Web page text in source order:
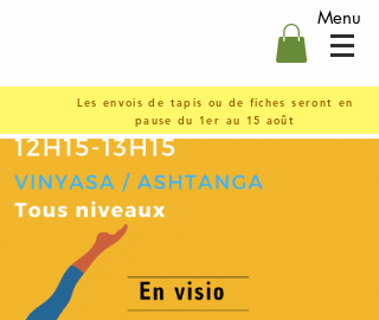
Menu
Les envois de tapis ou de fiches seront en
pause du 1er au 15 août